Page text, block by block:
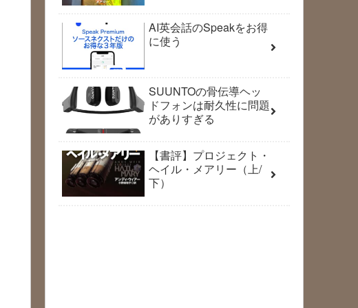
AI英会話のSpeakをお得
に使う
SUUNTOの骨伝導ヘッ
ドフォンは耐久性に問題
がありすぎる
【書評】プロジェクト・
ヘイル・メアリー（上/
下）